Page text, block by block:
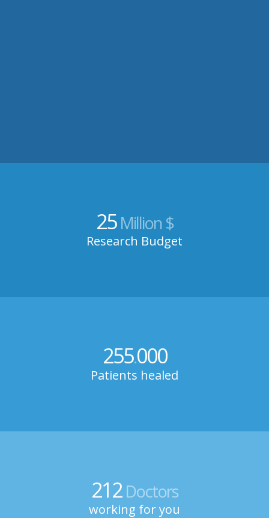
25Million $
Research Budget
255.000
Patients healed
212Doctors
working for you